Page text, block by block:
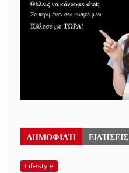
ΔΗΜΟΦΙΛΉ ΕΙΔΉΣΕΙΣ
Lifestyle